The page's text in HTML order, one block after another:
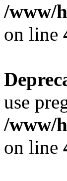
/www/
on line
use
/www/
on line